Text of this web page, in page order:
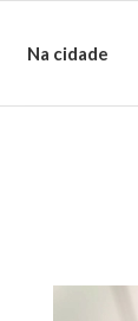
Na cidade